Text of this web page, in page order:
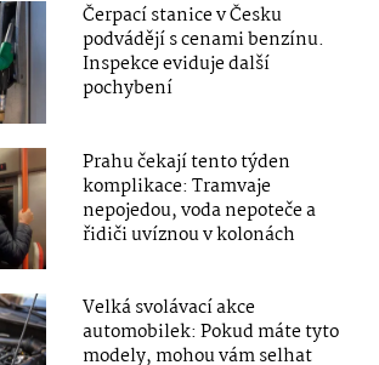
Čerpací stanice v Česku
podvádějí s cenami benzínu.
Inspekce eviduje další
pochybení
Prahu čekají tento týden
komplikace: Tramvaje
nepojedou, voda nepoteče a
řidiči uvíznou v kolonách
Velká svolávací akce
automobilek: Pokud máte tyto
modely, mohou vám selhat